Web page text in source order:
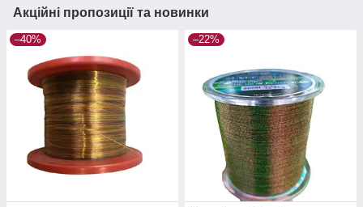
Акційні пропозиції та новинки
–40% –22%